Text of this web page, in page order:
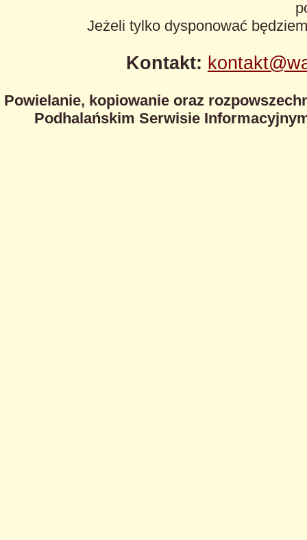
Jeżeli tylko dysponować
Kontakt:
Powielanie, kopiowanie oraz
Podhalańskim Serwisie